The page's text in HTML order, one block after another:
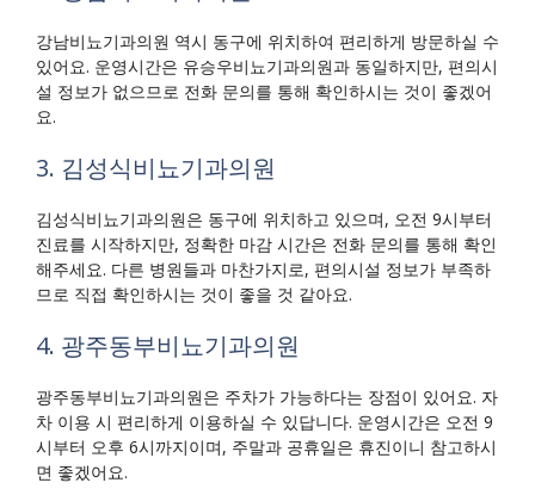
강남비뇨기과의원 역시 동구에 위치하여 편리하게 방문하실 수
있어요. 운영시간은 유승우비뇨기과의원과 동일하지만, 편의시
설 정보가 없으므로 전화 문의를 통해 확인하시는 것이 좋겠어
요.
3. 김성식비뇨기과의원
김성식비뇨기과의원은 동구에 위치하고 있으며, 오전 9시부터
진료를 시작하지만, 정확한 마감 시간은 전화 문의를 통해 확인
해주세요. 다른 병원들과 마찬가지로, 편의시설 정보가 부족하
므로 직접 확인하시는 것이 좋을 것 같아요.
4. 광주동부비뇨기과의원
광주동부비뇨기과의원은 주차가 가능하다는 장점이 있어요. 자
차 이용 시 편리하게 이용하실 수 있답니다. 운영시간은 오전 9
시부터 오후 6시까지이며, 주말과 공휴일은 휴진이니 참고하시
면 좋겠어요.